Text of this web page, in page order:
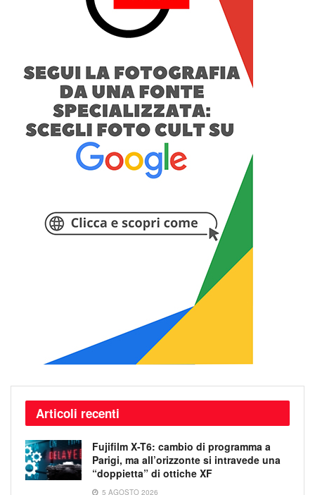
Articoli recenti
Fujifilm X-T6: cambio di programma a
Parigi, ma all’orizzonte si intravede una
“doppietta” di ottiche XF
5 AGOSTO 2026